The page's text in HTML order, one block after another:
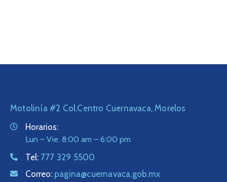
Motolinía #2 Col.Centro Cuernavaca, Morelos
Horarios:
Lun – Vie: 8:00 am – 6:00 pm
Tel: 777 329 5500
Correo: pagina@cuernavaca.gob.mx